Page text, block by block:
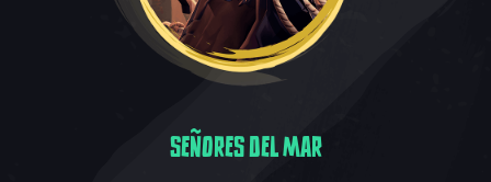
SEÑORES DEL MAR